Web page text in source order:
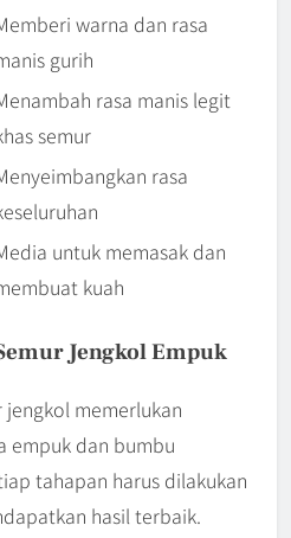
warna dan rasa
gurih
rasa manis legit
semur
rasa
untuk memasak dan
kuah
Jengkol Empuk
jengkol memerlukan
empuk dan bumbu
tahapan harus dilakukan
hasil terbaik.